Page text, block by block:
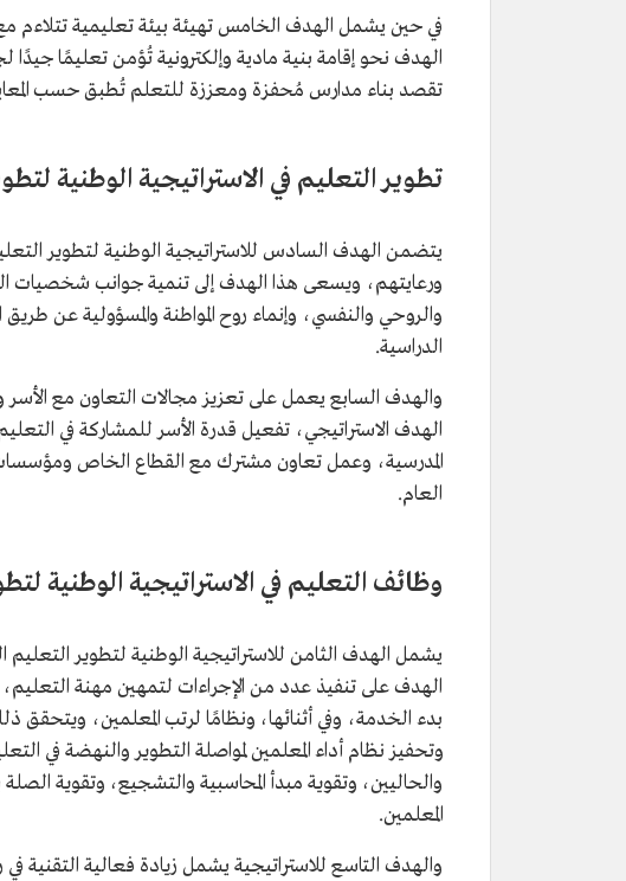
في حين يشمل الهدف الخامس تهيئة بيئة تعليمية تتلاءم
الهدف نحو إقامة بنية مادية وإلكترونية تُؤمن تعليمًا
تقصد بناء مدارس مُحفزة ومعززة للتعلم تُطبق حسب
تطوير التعليم في الاستراتيجية الوطنية
يتضمن الهدف السادس للاستراتيجية الوطنية لتطوير
ورعايتهم، ويسعى هذا الهدف إلى تنمية جوانب شخصيات
والروحي والنفسي، وإنماء روح المواطنة والمسؤولية عن
الدراسية.
والهدف السابع يعمل على تعزيز مجالات التعاون مع
الهدف الاستراتيجي، تفعيل قدرة الأسر للمشاركة في
المدرسية، وعمل تعاون مشترك مع القطاع الخاص ومؤسسات
العام.
وظائف التعليم في الاستراتيجية الوطنية
يشمل الهدف الثامن للاستراتيجية الوطنية لتطوير
الهدف على تنفيذ عدد من الإجراءات لتمهين مهنة
بدء الخدمة، وفي أثنائها، ونظامًا لرتب المعلمين،
وتحفيز نظام أداء المعلمين لمواصلة التطوير والنهضة في
والحاليين، وتقوية مبدأ المحاسبية والتشجيع، وتقوية
المعلمين.
والهدف التاسع للاستراتيجية يشمل زيادة فعالية